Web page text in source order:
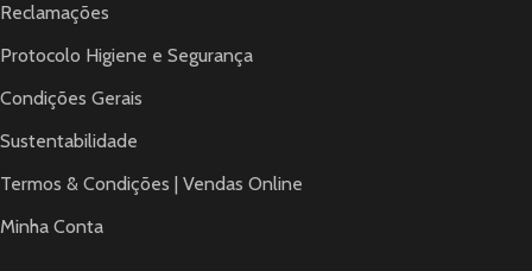
Reclamações
Protocolo Higiene e Segurança
Condições Gerais
Sustentabilidade
Termos & Condições | Vendas Online
Minha Conta